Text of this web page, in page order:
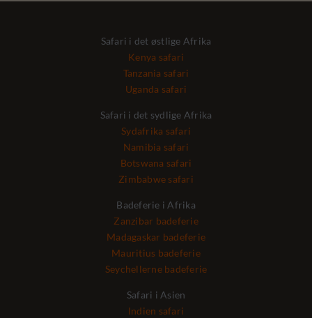
Safari i det østlige Afrika
Kenya safari
Tanzania safari
Uganda safari
Safari i det sydlige Afrika
Sydafrika safari
Namibia safari
Botswana safari
Zimbabwe safari
Badeferie i Afrika
Zanzibar badeferie
Madagaskar badeferie
Mauritius badeferie
Seychellerne badeferie
Safari i Asien
Indien safari